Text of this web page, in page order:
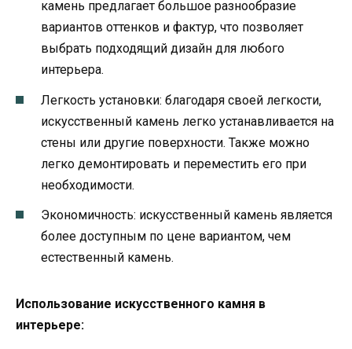
камень предлагает большое разнообразие
вариантов оттенков и фактур, что позволяет
выбрать подходящий дизайн для любого
интерьера.
Легкость установки: благодаря своей легкости,
искусственный камень легко устанавливается на
стены или другие поверхности. Также можно
легко демонтировать и переместить его при
необходимости.
Экономичность: искусственный камень является
более доступным по цене вариантом, чем
естественный камень.
Использование искусственного камня в
интерьере: